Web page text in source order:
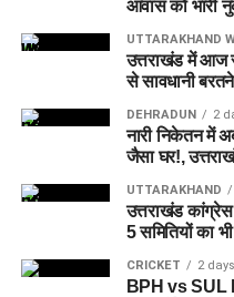
जेल नहीं,
होगा माहौल
आलंबन गांव की सबसे खास बात
आवास को भारी
UTTARAKHAND
उत्तराखंड में आज
से सावधानी
DEHRADUN 2
नारी निकेतन में
जैसा घर!,
UTTARAKHAND
उत्तराखंड कांग्रेस
5 समितियों का
CRICKET 2
BPH vs SUL